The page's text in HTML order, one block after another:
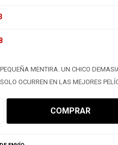
MENTIRA. UN CHICO
OCURREN EN LAS MEJORES
COMPRAR